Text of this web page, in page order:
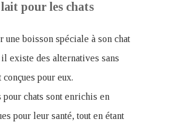
pour les chats
une boisson spéciale à son chat
existe des alternatives sans
pour eux.
pour chats sont enrichis en
pour leur santé, tout en étant